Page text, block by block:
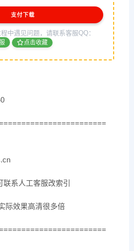
支付下载
中遇见问题，请联系客服QQ：
点击收藏
系人工客服改索引
际效果高清很多倍